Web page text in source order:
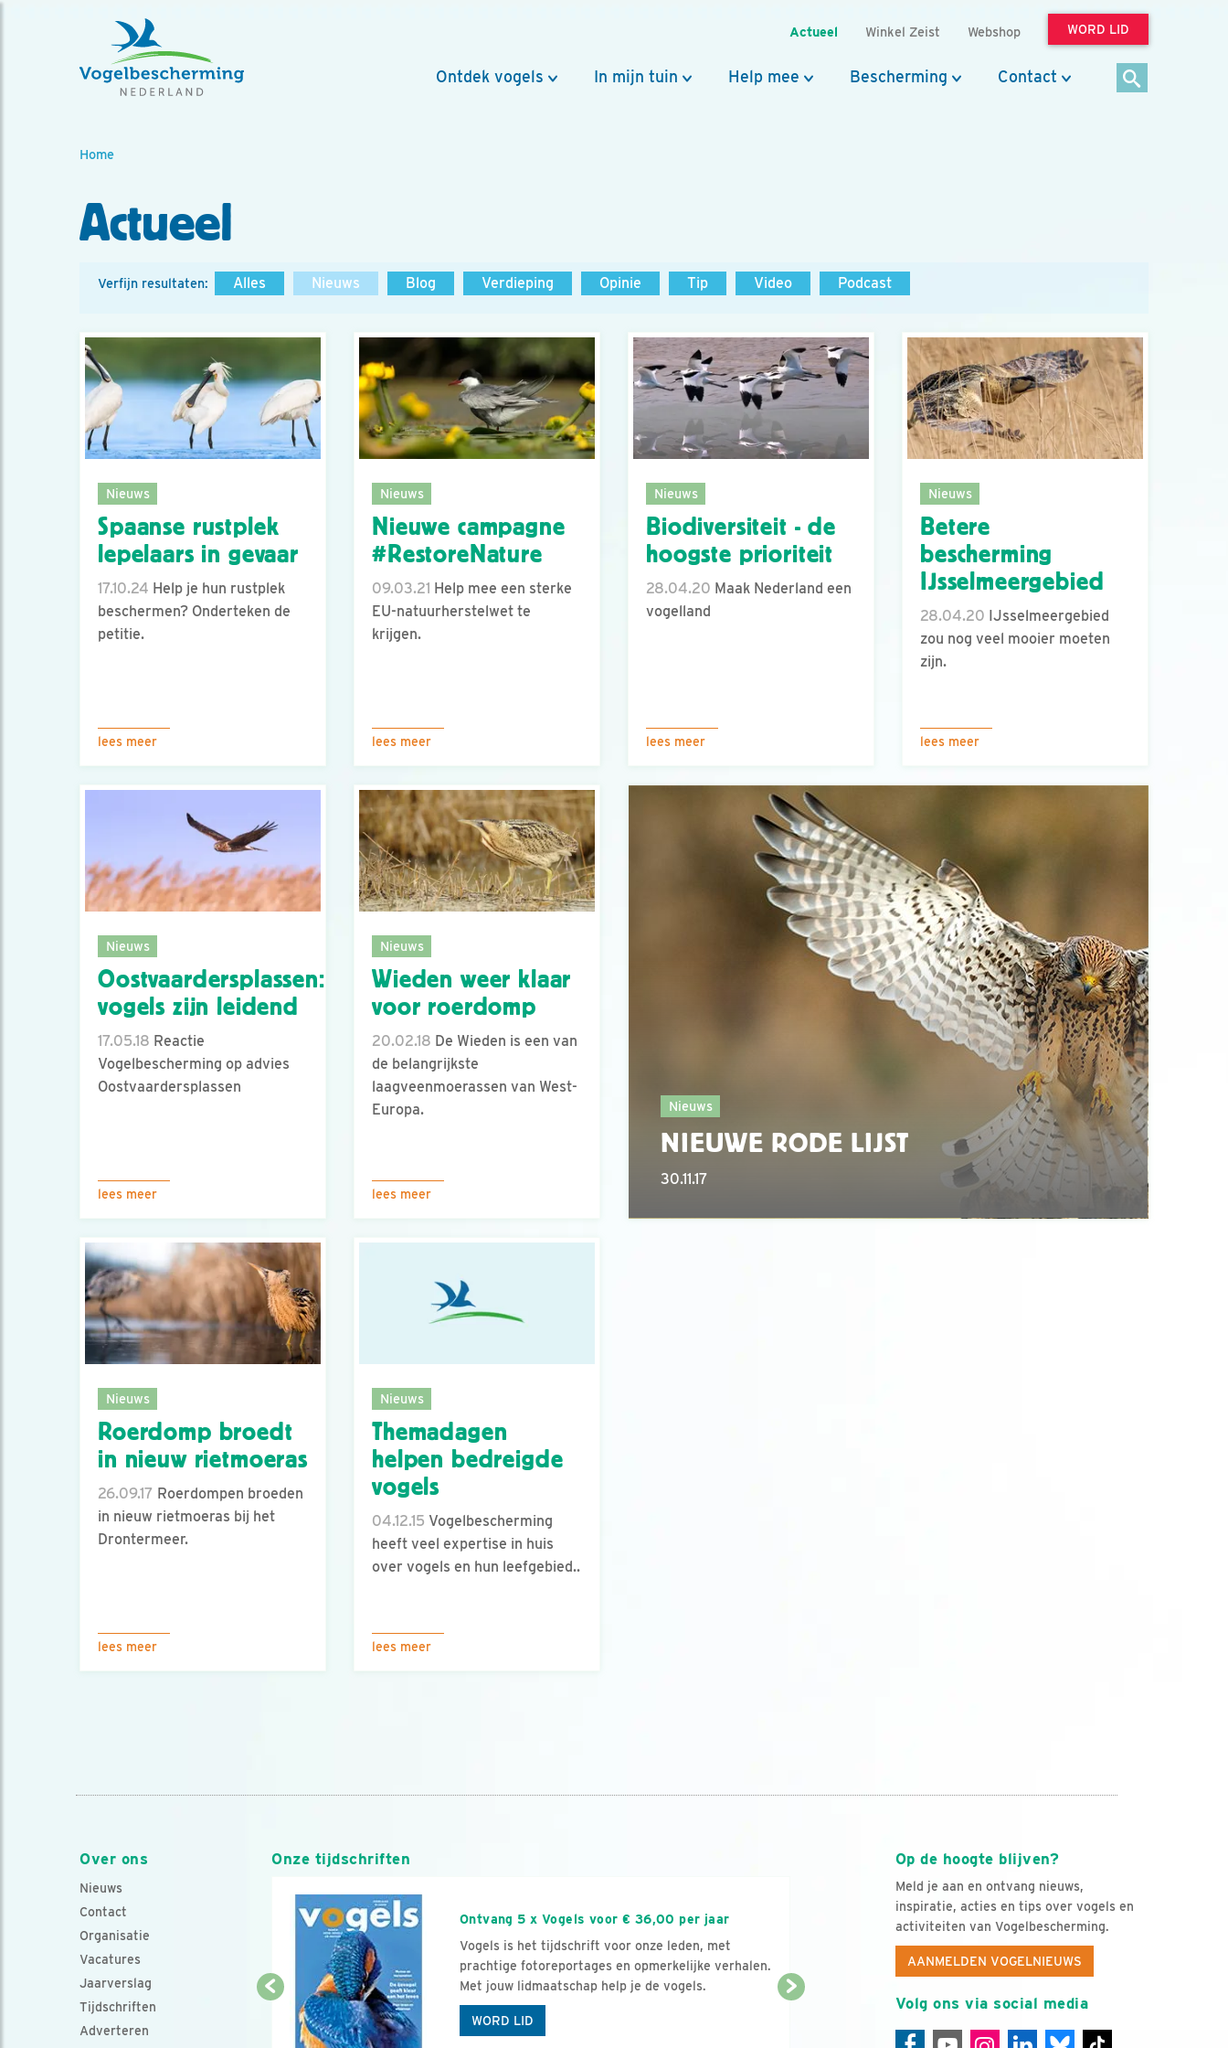
Actueel Winkel Zeist Webshop WORD LID
Ontdek vogels In mijn tuin Help mee Bescherming Contact
Home
Actueel
Verfijn resultaten: Alles Nieuws Blog Verdieping Opinie Tip Video Podcast
Nieuws
Spaanse rustplek
lepelaars in gevaar
17.10.24 Help je hun rustplek
beschermen? Onderteken de
petitie.
lees meer
Nieuws
Nieuwe campagne
#RestoreNature
09.03.21 Help mee een sterke
EU-natuurherstelwet te
krijgen.
lees meer
Nieuws
Biodiversiteit - de
hoogste prioriteit
28.04.20 Maak Nederland een
vogelland
lees meer
Nieuws
Betere
bescherming
IJsselmeergebied
28.04.20 IJsselmeergebied
zou nog veel mooier moeten
zijn.
lees meer
Nieuws
Oostvaardersplassen:
vogels zijn leidend
17.05.18 Reactie
Vogelbescherming op advies
Oostvaardersplassen
lees meer
Nieuws
Wieden weer klaar
voor roerdomp
20.02.18 De Wieden is een van
de belangrijkste
laagveenmoerassen van West-
Europa.
lees meer
Nieuws
NIEUWE RODE LIJST
30.11.17
Nieuws
Roerdomp broedt
in nieuw rietmoeras
26.09.17 Roerdompen broeden
in nieuw rietmoeras bij het
Drontermeer.
lees meer
Nieuws
Themadagen
helpen bedreigde
vogels
04.12.15 Vogelbescherming
heeft veel expertise in huis
over vogels en hun leefgebied..
lees meer
Over ons
Nieuws
Contact
Organisatie
Vacatures
Jaarverslag
Tijdschriften
Adverteren
Op de hoogte blijven?
Meld je aan en ontvang nieuws,
inspiratie, acties en tips over vogels en
activiteiten van Vogelbescherming.
AANMELDEN VOGELNIEUWS
Volg ons via social media
Onze tijdschriften
Ontvang 5 x Vogels voor € 36,00 per jaar
Vogels is het tijdschrift voor onze leden, met
prachtige fotoreportages en opmerkelijke verhalen.
Met jouw lidmaatschap help je de vogels.
WORD LID